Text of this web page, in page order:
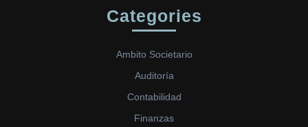
Categories
Ambito Societario
Auditoría
Contabilidad
Finanzas